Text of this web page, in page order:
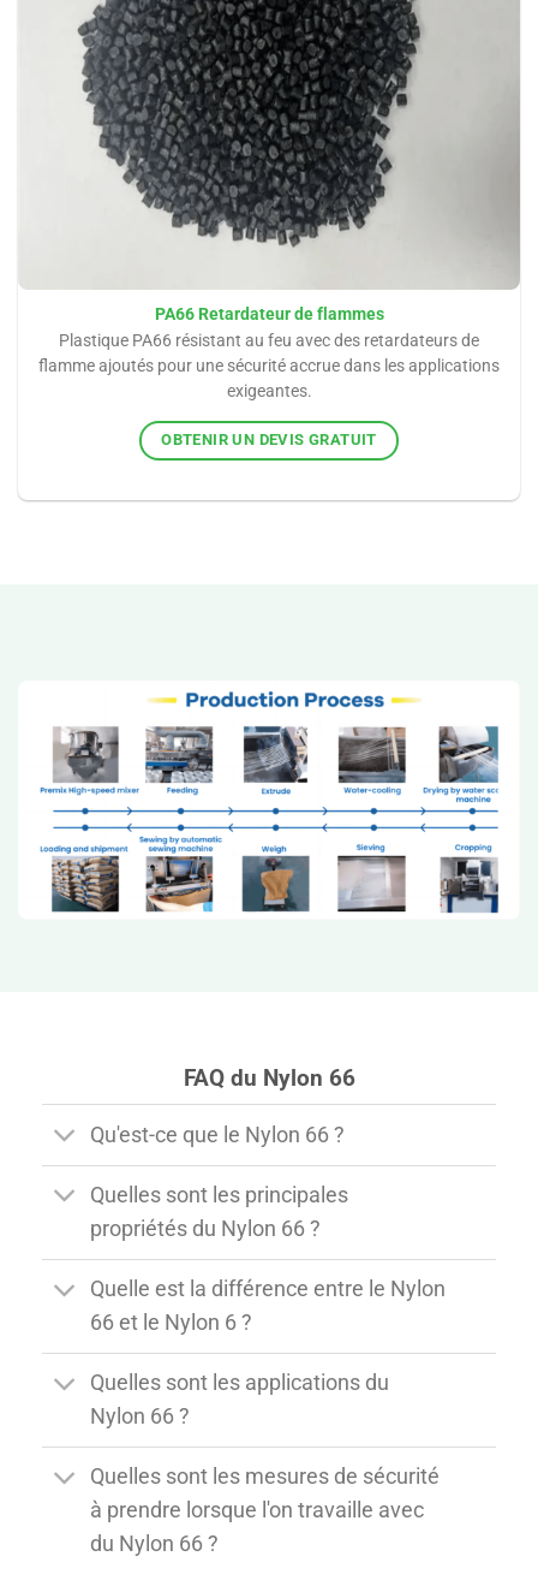
PA66 Retardateur de flammes
Plastique PA66 résistant au feu avec des retardateurs de
flamme ajoutés pour une sécurité accrue dans les applications
exigeantes.
OBTENIR UN DEVIS GRATUIT
FAQ du Nylon 66
Qu'est-ce que le Nylon 66 ?
Quelles sont les principales
propriétés du Nylon 66 ?
Quelle est la différence entre le Nylon
66 et le Nylon 6 ?
Quelles sont les applications du
Nylon 66 ?
Quelles sont les mesures de sécurité
à prendre lorsque l'on travaille avec
du Nylon 66 ?